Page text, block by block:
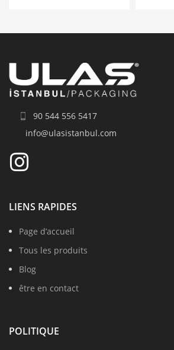
90 544 556 5417
info@ulasistanbul.com
LIENS RAPIDES
Page d’accueil
Tous les produits
Blog
être en contact
POLITIQUE